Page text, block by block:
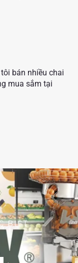
bán nhiều chai
mua sắm tại
BIỆT